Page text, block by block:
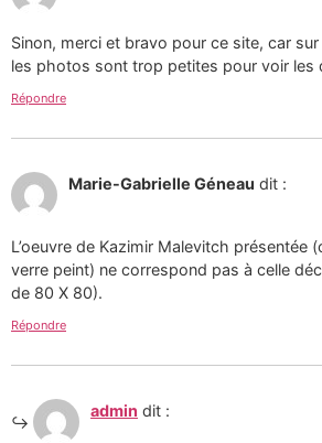
Sinon, merci et bravo pour ce site, car
les photos sont trop petites pour voir les
Répondre
Marie-Gabrielle Géneau dit :
L’oeuvre de Kazimir Malevitch présentée
verre peint) ne correspond pas à celle
de 80 X 80).
Répondre
admin dit :